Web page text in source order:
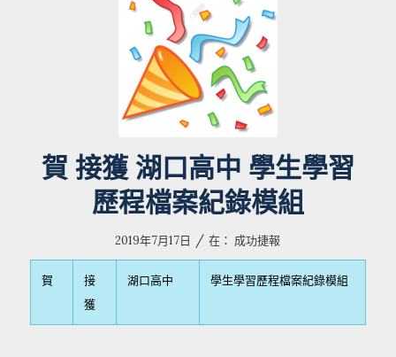
賀 接獲 湖口高中 學生學習
歷程檔案紀錄模組
2019年7月17日 / 在： 成功捷報
賀
接
獲
湖口高中 學生學習歷程檔案紀錄模組